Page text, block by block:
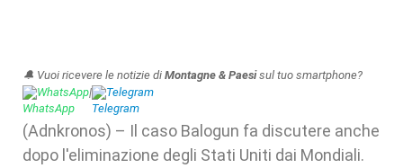
🔔 Vuoi ricevere le notizie di Montagne & Paesisul tuo smartphone?
WhatsApp| Telegram
(Adnkronos) – Il caso Balogun fa discutere anche
dopo l'eliminazione degli Stati Uniti dai Mondiali.